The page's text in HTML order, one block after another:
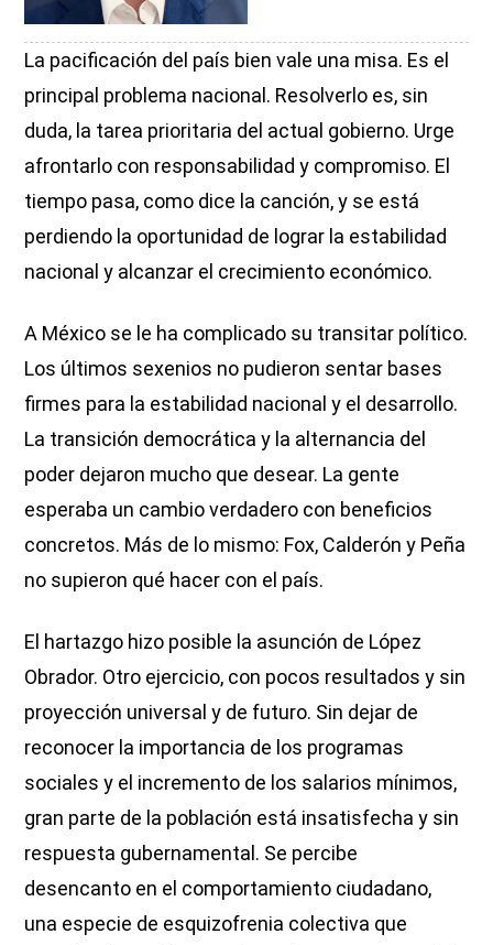
La pacificación del país bien vale una misa. Es el
principal problema nacional. Resolverlo es, sin
duda, la tarea prioritaria del actual gobierno. Urge
afrontarlo con responsabilidad y compromiso. El
tiempo pasa, como dice la canción, y se está
perdiendo la oportunidad de lograr la estabilidad
nacional y alcanzar el crecimiento económico.
A México se le ha complicado su transitar político.
Los últimos sexenios no pudieron sentar bases
firmes para la estabilidad nacional y el desarrollo.
La transición democrática y la alternancia del
poder dejaron mucho que desear. La gente
esperaba un cambio verdadero con beneficios
concretos. Más de lo mismo: Fox, Calderón y Peña
no supieron qué hacer con el país.
El hartazgo hizo posible la asunción de López
Obrador. Otro ejercicio, con pocos resultados y sin
proyección universal y de futuro. Sin dejar de
reconocer la importancia de los programas
sociales y el incremento de los salarios mínimos,
gran parte de la población está insatisfecha y sin
respuesta gubernamental. Se percibe
desencanto en el comportamiento ciudadano,
una especie de esquizofrenia colectiva que